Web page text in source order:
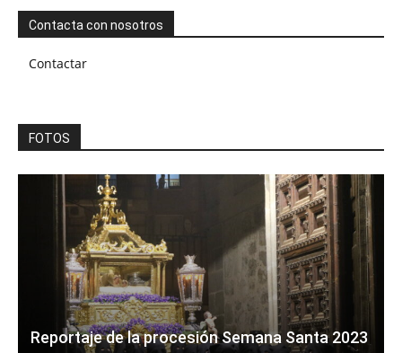
Contacta con nosotros
Contactar
FOTOS
Reportaje de la procesión Semana Santa 2023